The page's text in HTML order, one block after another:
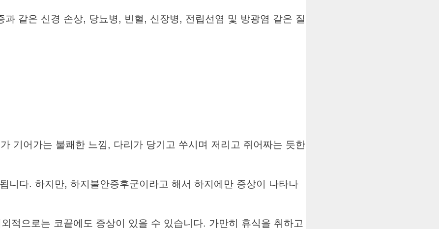
같은 신경 손상, 당뇨병, 빈혈, 신장병, 전립선염 및 방광염 같은 질
기어가는 불쾌한 느낌, 다리가 당기고 쑤시며 저리고 쥐어짜는 듯한
니다. 하지만, 하지불안증후군이라고 해서 하지에만 증상이 나타나
적으로는 코끝에도 증상이 있을 수 있습니다. 가만히 휴식을 취하고